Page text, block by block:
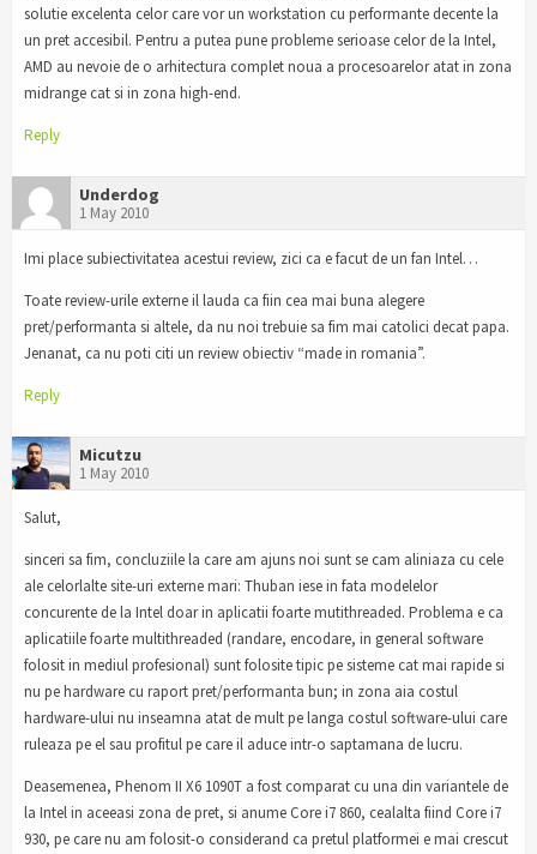
solutie excelenta celor care vor un workstation cu performante decente la
un pret accesibil. Pentru a putea pune probleme serioase celor de la Intel,
AMD au nevoie de o arhitectura complet noua a procesoarelor atat in zona
midrange cat si in zona high-end.
Reply
Underdog
1 May 2010
Imi place subiectivitatea acestui review, zici ca e facut de un fan Intel…
Toate review-urile externe il lauda ca fiin cea mai buna alegere
pret/performanta si altele, da nu noi trebuie sa fim mai catolici decat papa.
Jenanat, ca nu poti citi un review obiectiv “made in romania”.
Reply
Micutzu
1 May 2010
Salut,
sinceri sa fim, concluziile la care am ajuns noi sunt se cam aliniaza cu cele
ale celorlalte site-uri externe mari: Thuban iese in fata modelelor
concurente de la Intel doar in aplicatii foarte mutithreaded. Problema e ca
aplicatiile foarte multithreaded (randare, encodare, in general software
folosit in mediul profesional) sunt folosite tipic pe sisteme cat mai rapide si
nu pe hardware cu raport pret/performanta bun; in zona aia costul
hardware-ului nu inseamna atat de mult pe langa costul software-ului care
ruleaza pe el sau profitul pe care il aduce intr-o saptamana de lucru.
Deasemenea, Phenom II X6 1090T a fost comparat cu una din variantele de
la Intel in aceeasi zona de pret, si anume Core i7 860, cealalta fiind Core i7
930, pe care nu am folosit-o considerand ca pretul platformei e mai crescut